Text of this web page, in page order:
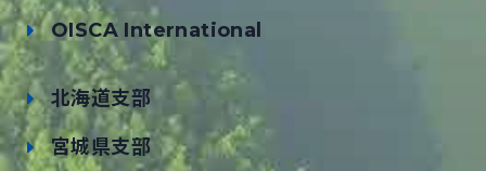
OISCA International
北海道支部
宮城県支部